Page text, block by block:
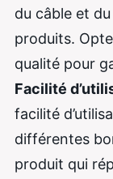
du câble et
produits.
qualité pour
Facilité
facilité
différentes
produit qui